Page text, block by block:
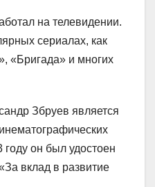
на телевидении.
сериалах, как
«Бригада» и многих
Збруев является
он был удостоен
вклад в развитие